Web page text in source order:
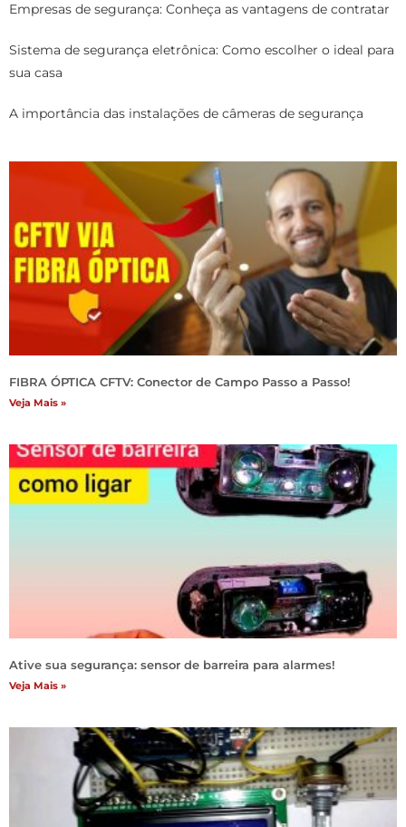
Empresas de segurança: Conheça as vantagens de contratar
Sistema de segurança eletrônica: Como escolher o ideal para
sua casa
A importância das instalações de câmeras de segurança
FIBRA ÓPTICA CFTV: Conector de Campo Passo a Passo!
Veja Mais »
Ative sua segurança: sensor de barreira para alarmes!
Veja Mais »